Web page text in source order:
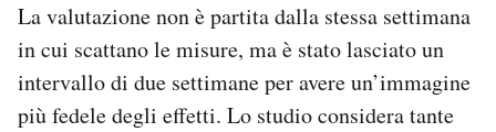
La valutazione non è partita dalla stessa settimana
in cui scattano le misure, ma è stato lasciato un
intervallo di due settimane per avere un’immagine
più fedele degli effetti. Lo studio considera tante